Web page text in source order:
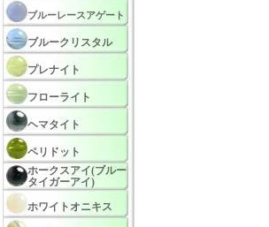
ブルーレースアゲート
ブルークリスタル
プレナイト
フローライト
ヘマタイト
ペリドット
ホークスアイ(ブルー
タイガーアイ)
ホワイトオニキス